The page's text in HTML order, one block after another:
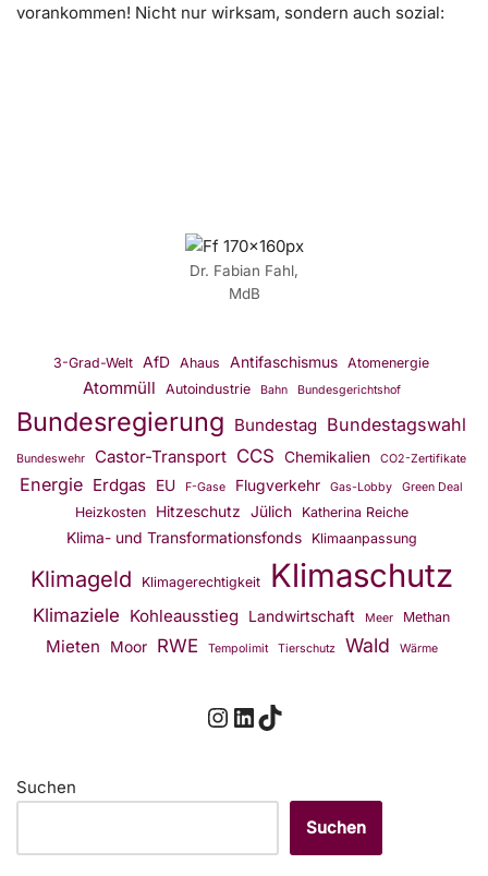
vorankommen! Nicht nur wirksam, sondern auch sozial:
Dr. Fabian Fahl,
MdB
3-Grad-Welt AfD Ahaus Antifaschismus Atomenergie
Atommüll Autoindustrie Bahn Bundesgerichtshof
Bundesregierung Bundestag Bundestagswahl
Bundeswehr Castor-Transport CCS Chemikalien CO2-Zertifikate
Energie Erdgas EU F-Gase Flugverkehr Gas-Lobby Green Deal
Heizkosten Hitzeschutz Jülich Katherina Reiche
Klima- und Transformationsfonds Klimaanpassung
Klimageld Klimagerechtigkeit Klimaschutz
Klimaziele Kohleausstieg Landwirtschaft Meer Methan
Mieten Moor RWE Tempolimit Tierschutz Wald Wärme
Suchen
Suchen